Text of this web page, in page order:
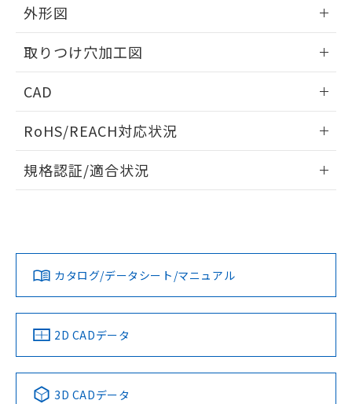
外形図
取りつけ穴加工図
CAD
ドすることができます。
ログイン/会員登録
ダウンロードデータをご利用いただく前に、以下を必ずお読
みください。
ソフトウェアの使用条件
RoHS/REACH対応状況
EU RoHS 注意事項・凡例
対応済み
中国 RoHS 注意事項・凡例
規格認証/適合状況
カタログ/データシート/マニュアル
2D CADデータ
3D CADデータ
※当社の共同利用者とは、
の共同利用に関して"
の「1.共同利
とができます。
EU RoHS指令（10物質）の非含有証明書
ものではありません。
また、RoHS指令のフタル酸エステル類４
物質の対応では、対応完了までの期間は出
荷製品に未対応品が混在することから備考
欄に対応日を記載しておりました。